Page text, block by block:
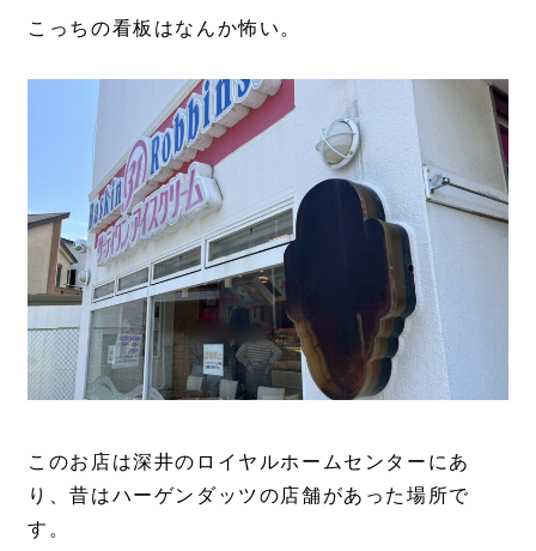
こっちの看板はなんか怖い。
このお店は深井のロイヤルホームセンターにあ
り、昔はハーゲンダッツの店舗があった場所で
す。